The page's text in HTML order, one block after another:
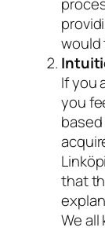
would
If you
you
that
We